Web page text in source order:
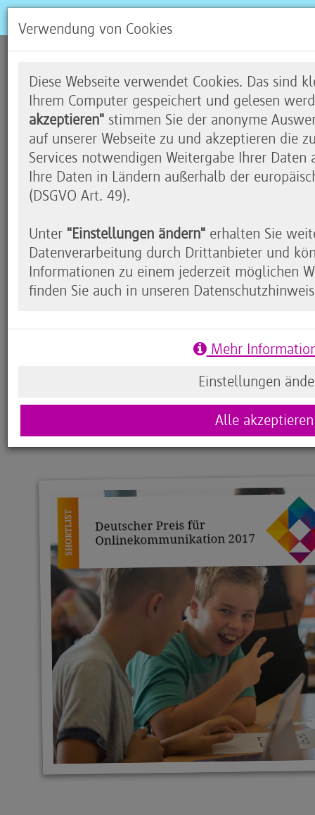
Deutscher Preis für
Nominierung und Shortlist
Code your Life ist für den Deutschen Preis für
nominiert! Aus über 800 Einreichungen wurde
ausgewählt und hat es auf die Shortlist des
geht es dann ins Finale.
Mit Code your Life ist es gelungen, die
sich deutschlandweit für die Initiative
Startschuss von Code your Life zwölf
Verwendung von Cookies
Diese Webseite verwendet Cookies. Das sind
Ihrem Computer gespeichert und gelesen
akzeptieren" stimmen Sie der anonyme
auf unserer Webseite zu und akzeptieren die
Services notwendigen Weitergabe Ihrer
Ihre Daten in Ländern außerhalb der
(DSGVO Art. 49).
Unter "Einstellungen ändern" erhalten Sie
Datenverarbeitung durch Drittanbieter und
Informationen zu einem jederzeit möglichen
finden Sie auch in unseren
Mehr
Einstellungen
Alle akzeptieren